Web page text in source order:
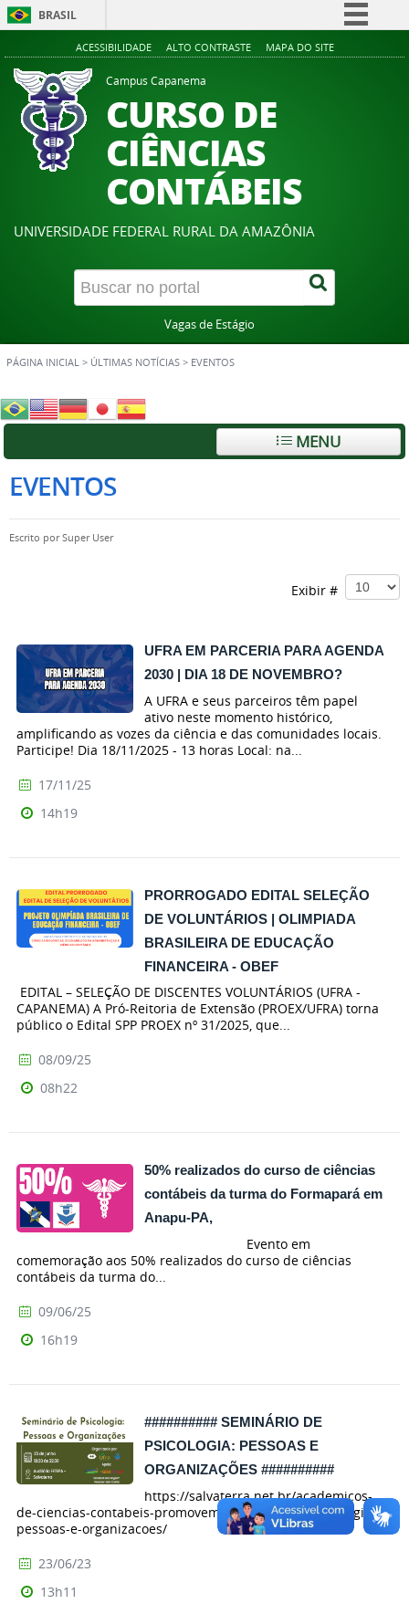
BRASIL
Simplifique!
Participe
Acesso à informação
Legislação
Canais
ACESSIBILIDADE ALTO CONTRASTE MAPA DO SITE
Campus Capanema
CURSO DE
CIÊNCIAS
CONTÁBEIS
UNIVERSIDADE FEDERAL RURAL DA AMAZÔNIA
Vagas de Estágio
PÁGINA INICIAL > ÚLTIMAS NOTÍCIAS > EVENTOS
MENU
EVENTOS
Escrito porSuper User
Exibir #
UFRA EM PARCERIA PARA AGENDA
2030 | DIA 18 DE NOVEMBRO?
A UFRA e seus parceiros têm papel
ativo neste momento histórico,
amplificando as vozes da ciência e das comunidades locais.
Participe! Dia 18/11/2025 - 13 horas Local: na...
17/11/25
14h19
PRORROGADO EDITAL SELEÇÃO
DE VOLUNTÁRIOS | OLIMPIADA
BRASILEIRA DE EDUCAÇÃO
FINANCEIRA - OBEF
EDITAL – SELEÇÃO DE DISCENTES VOLUNTÁRIOS (UFRA -
CAPANEMA) A Pró-Reitoria de Extensão (PROEX/UFRA) torna
público o Edital SPP PROEX nº 31/2025, que...
08/09/25
08h22
50% realizados do curso de ciências
contábeis da turma do Formapará em
Anapu-PA,
Evento em
comemoração aos 50% realizados do curso de ciências
contábeis da turma do...
09/06/25
16h19
########## SEMINÁRIO DE
PSICOLOGIA: PESSOAS E
ORGANIZAÇÕES ##########
https://salvaterra.net.br/academicos-
de-ciencias-contabeis-promovem-seminario-de-psicologia-
pessoas-e-organizacoes/
23/06/23
13h11